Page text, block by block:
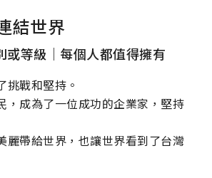
結世界
或等級｜每個人都值得擁有
挑戰和堅持。
，成為了一位成功的企業家，堅持
麗帶給世界，也讓世界看到了台灣